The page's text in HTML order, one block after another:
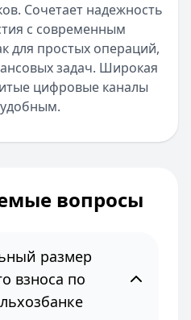
Сочетает надежность
с современным
для простых операций,
задач. Широкая
цифровые каналы
вопросы
размер
взноса по